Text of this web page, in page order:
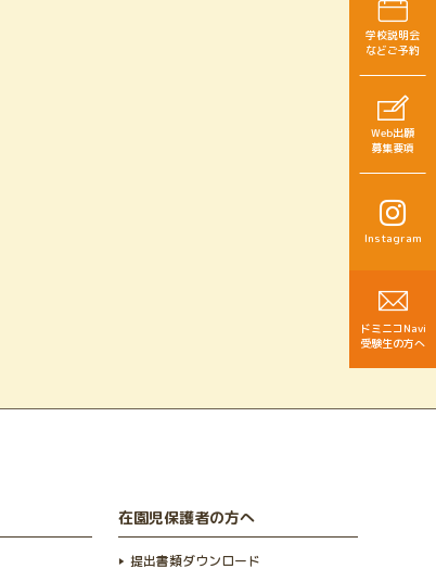
在園児保護者の方へ
提出書類ダウンロード
学校説明会
などご予約
Web出願
募集要項
Instagram
ドミニコNavi
受験生の方へ